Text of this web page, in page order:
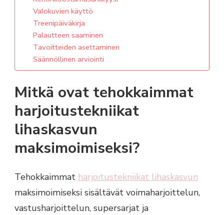
Valokuvien käyttö
Treenipäiväkirja
Palautteen saaminen
Tavoitteiden asettaminen
Säännöllinen arviointi
Mitkä ovat tehokkaimmat
harjoitustekniikat
lihaskasvun
maksimoimiseksi?
Tehokkaimmat harjoitustekniikat lihaskasvun
maksimoimiseksi sisältävät voimaharjoittelun,
vastusharjoittelun, supersarjat ja